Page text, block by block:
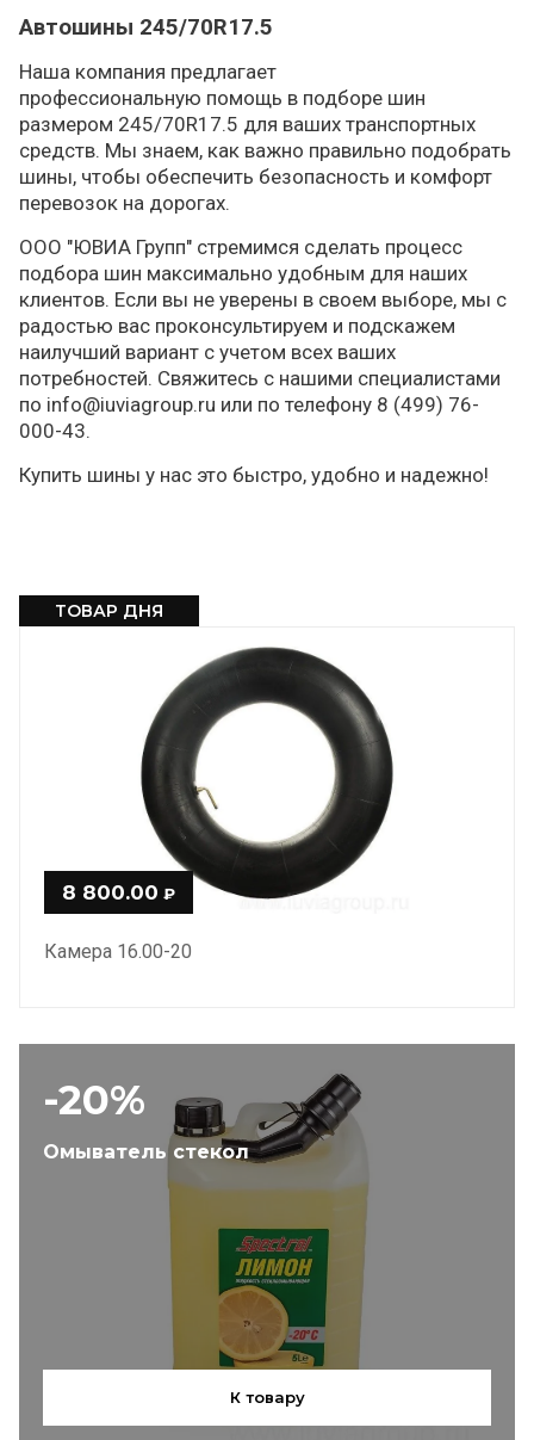
ТОВАР ДНЯ
8 800.00 ₽
Камера 16.00-20
-20%
Омыватель стекол
К товару
Автошины 245/70R17.5
Наша компания предлагает
профессиональную помощь в подборе шин
размером 245/70R17.5 для ваших транспортных
средств. Мы знаем, как важно правильно подобрать
шины, чтобы обеспечить безопасность и комфорт
перевозок на дорогах.
ООО "ЮВИА Групп" стремимся сделать процесс
подбора шин максимально удобным для наших
клиентов. Если вы не уверены в своем выборе, мы с
радостью вас проконсультируем и подскажем
наилучший вариант с учетом всех ваших
потребностей. Свяжитесь с нашими специалистами
по info@iuviagroup.ru или по телефону 8 (499) 76-
000-43.
Купить шины у нас это быстро, удобно и надежно!